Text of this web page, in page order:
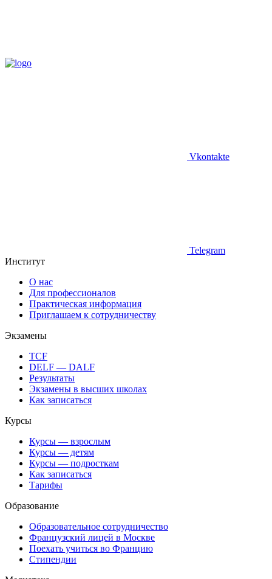
Vkontakte
Telegram
Институт
О нас
Для профессионалов
Практическая информация
Приглашаем к сотрудничеству
Экзамены
TCF
DELF — DALF
Результаты
Экзамены в высших школах
Как записаться
Курсы
Курсы — взрослым
Курсы — детям
Курсы — подросткам
Как записаться
Тарифы
Образование
Образовательное сотрудничество
Французский лицей в Москве
Поехать учиться во Францию
Стипендии